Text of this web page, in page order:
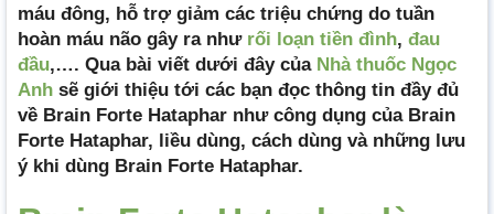
máu đông, hỗ trợ giảm các triệu chứng do tuần
hoàn máu não gây ra như rối loạn tiền đình, đau
đầu,…. Qua bài viết dưới đây của Nhà thuốc Ngọc
Anh sẽ giới thiệu tới các bạn đọc thông tin đầy đủ
về Brain Forte Hataphar như công dụng của Brain
Forte Hataphar, liều dùng, cách dùng và những lưu
ý khi dùng Brain Forte Hataphar.